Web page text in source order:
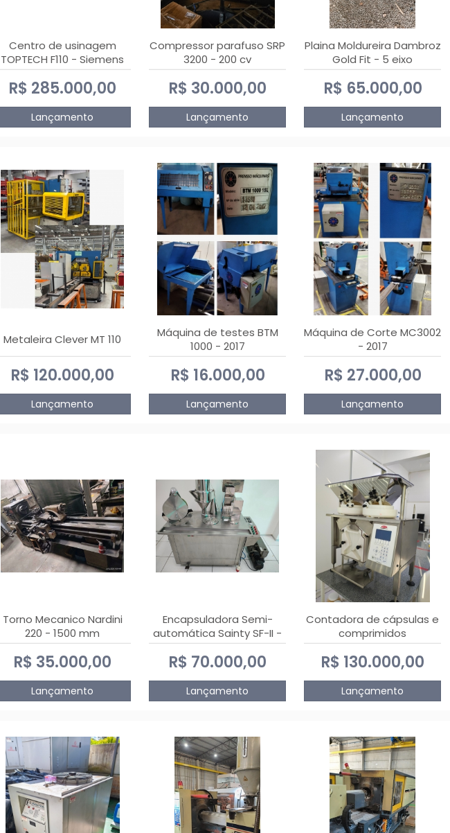
Centro de usinagem
TOPTECH F110 - Siemens
808D Advanced
R$ 285.000,00
Lançamento
Compressor parafuso SRP
3200 - 200 cv
R$ 30.000,00
Lançamento
Plaina Moldureira Dambroz
Gold Fit - 5 eixo
R$ 65.000,00
Lançamento
Metaleira Clever MT 110
R$ 120.000,00
Lançamento
Máquina de testes BTM
1000 - 2017
R$ 16.000,00
Lançamento
Máquina de Corte MC3002
- 2017
R$ 27.000,00
Lançamento
Torno Mecanico Nardini
220 - 1500 mm
R$ 35.000,00
Lançamento
Encapsuladora Semi-
automática Sainty SF-II -
0 e 00
R$ 70.000,00
Lançamento
Contadora de cápsulas e
comprimidos
PHARMACOUNT - 2-2R3
R$ 130.000,00
Lançamento